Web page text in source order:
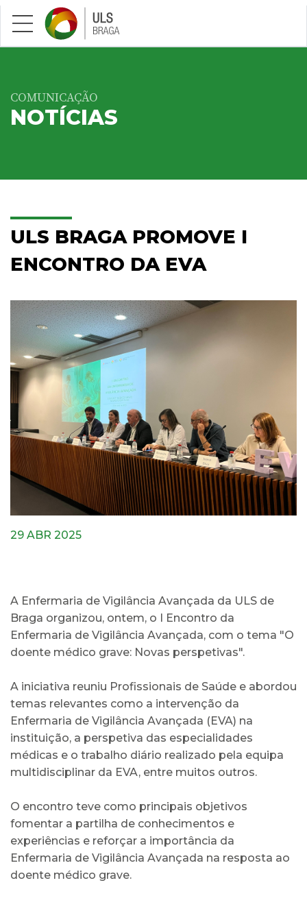
Saltar para conteúdo principal
COMUNICAÇÃO
NOTÍCIAS
ULS BRAGA PROMOVE I
ENCONTRO DA EVA
29 ABR 2025
A Enfermaria de Vigilância Avançada da ULS de
Braga organizou, ontem, o I Encontro da
Enfermaria de Vigilância Avançada, com o tema "O
doente médico grave: Novas perspetivas".
A iniciativa reuniu Profissionais de Saúde e abordou
temas relevantes como a intervenção da
Enfermaria de Vigilância Avançada (EVA) na
instituição, a perspetiva das especialidades
médicas e o trabalho diário realizado pela equipa
multidisciplinar da EVA, entre muitos outros.
O encontro teve como principais objetivos
fomentar a partilha de conhecimentos e
experiências e reforçar a importância da
Enfermaria de Vigilância Avançada na resposta ao
doente médico grave.